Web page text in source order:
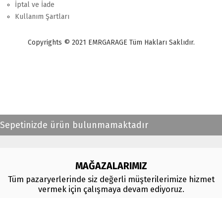
İptal ve İade
Kullanım Şartları
Copyrights © 2021 EMRGARAGE Tüm Hakları Saklıdır.
Sepetinizde ürün bulunmamaktadır
MAĞAZALARIMIZ
Tüm pazaryerlerinde siz değerli müşterilerimize hizmet
vermek için çalışmaya devam ediyoruz.